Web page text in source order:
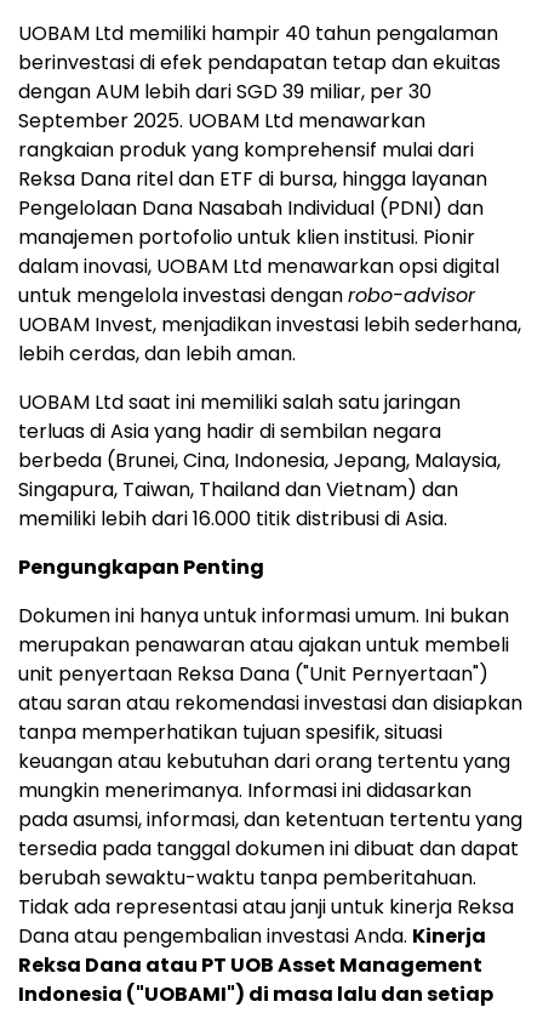
UOBAM Ltd memiliki hampir 40 tahun pengalaman
berinvestasi di efek pendapatan tetap dan ekuitas
dengan AUM lebih dariSGD 39 miliar, per30
September 2025. UOBAM Ltd menawarkan
rangkaian produk yang komprehensif mulai dari
Reksa Dana ritel dan ETF di bursa, hingga layanan
Pengelolaan Dana Nasabah Individual (PDNI) dan
manajemen portofolio untuk klien institusi. Pionir
dalam inovasi, UOBAM Ltd menawarkan opsi digital
untuk mengelola investasi denganrobo-advisor
UOBAM Invest, menjadikan investasi lebih sederhana,
lebih cerdas, dan lebih aman.
UOBAM Ltd saat ini memiliki salah satu jaringan
terluas diAsiayang hadir di sembilan negara
berbeda (Brunei, Cina, Indonesia, Jepang, Malaysia,
Singapura, Taiwan, ThailanddanVietnam) dan
memiliki lebih dari 16.000 titik distribusi diAsia.
Pengungkapan Penting
Dokumen ini hanya untuk informasi umum. Ini bukan
merupakan penawaran atau ajakan untuk membeli
unit penyertaan Reksa Dana ("Unit Pernyertaan")
atau saran atau rekomendasi investasi dan disiapkan
tanpa memperhatikan tujuan spesifik, situasi
keuangan atau kebutuhan dari orang tertentu yang
mungkin menerimanya. Informasi ini didasarkan
pada asumsi, informasi, dan ketentuan tertentu yang
tersedia pada tanggal dokumen ini dibuat dan dapat
berubah sewaktu-waktu tanpa pemberitahuan.
Tidak ada representasi atau janji untuk kinerja Reksa
Dana atau pengembalian investasi Anda. Kinerja
Reksa Dana atau PT UOB Asset Management
Indonesia ("UOBAMI") di masa lalu dan setiap